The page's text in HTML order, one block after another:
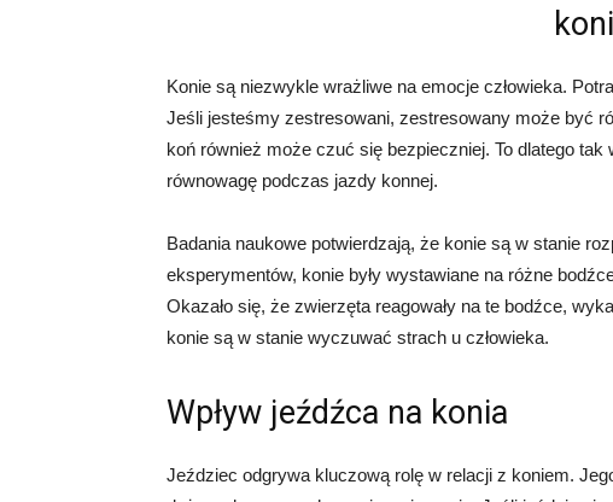
Konie są niezwykle wrażliwe na emocje człowieka.
Jeśli jesteśmy zestresowani, zestresowany może być
koń również może czuć się bezpieczniej. To dlatego
równowagę podczas jazdy konnej.
Badania naukowe potwierdzają, że konie są w stanie
eksperymentów, konie były wystawiane na różne
Okazało się, że zwierzęta reagowały na te bodźce,
konie są w stanie wyczuwać strach u człowieka.
Wpływ jeźdźca na konia
Jeździec odgrywa kluczową rolę w relacji z koniem.